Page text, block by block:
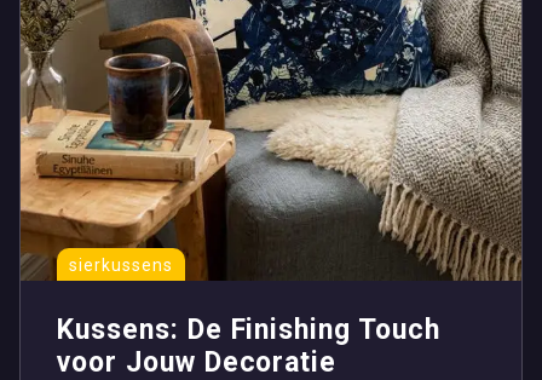
sierkussens
Kussens: De Finishing Touch
voor Jouw Decoratie